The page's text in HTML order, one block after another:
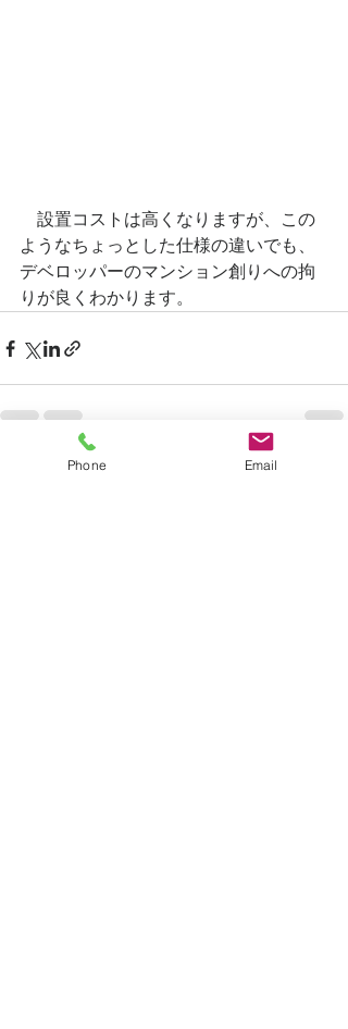
設置コストは高くなりますが、この
ようなちょっとした仕様の違いでも、
デベロッパーのマンション創りへの拘
りが良くわかります。
最新記事 すべて表示
Phone Email